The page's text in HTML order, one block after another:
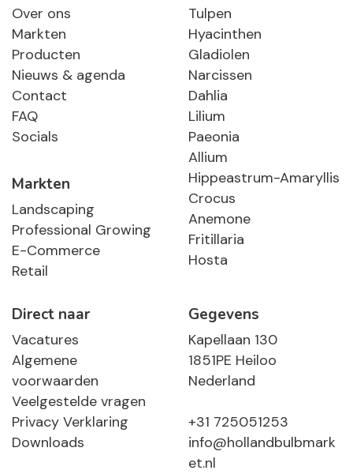
Over ons
Markten
Producten
Nieuws & agenda
Contact
FAQ
Socials
Markten
Landscaping
Professional Growing
E-Commerce
Retail
Tulpen
Hyacinthen
Gladiolen
Narcissen
Dahlia
Lilium
Paeonia
Allium
Hippeastrum-Amaryllis
Crocus
Anemone
Fritillaria
Hosta
Direct naar
Vacatures
Algemene
voorwaarden
Veelgestelde vragen
Privacy Verklaring
Downloads
Gegevens
Kapellaan 130
1851PE Heiloo
Nederland
+31 725051253
info@hollandbulbmark
et.nl